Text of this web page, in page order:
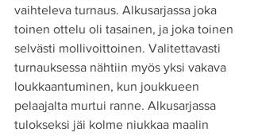
vaihteleva turnaus. Alkusarjassa joka
toinen ottelu oli tasainen, ja joka toinen
selvästi mollivoittoinen. Valitettavasti
turnauksessa nähtiin myös yksi vakava
loukkaantuminen, kun joukkueen
pelaajalta murtui ranne. Alkusarjassa
tulokseksi jäi kolme niukkaa maalin